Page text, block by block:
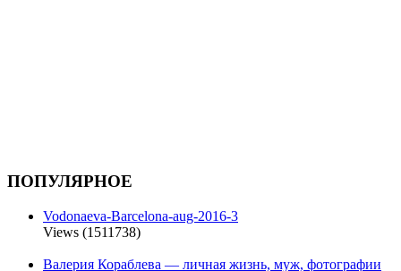
ПОПУЛЯРНОЕ
Vodonaeva-Barcelona-aug-2016-3
Views (1511738)
Валерия Кораблева — личная жизнь, муж, фотографии